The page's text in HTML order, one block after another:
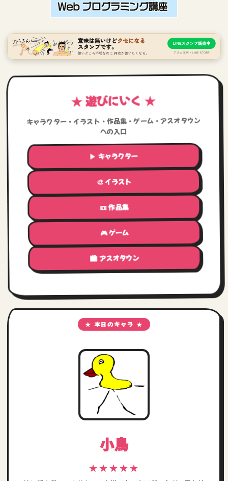
★ 遊びにいく ★
キャラクター・イラスト・作品集・ゲーム・アスオタウン
への入口
▶ キャラクター
🎨 イラスト
📼 作品集
🎮 ゲーム
🏙 アスオタウン
★ 本日のキャラ ★
小鳥
★★★★★